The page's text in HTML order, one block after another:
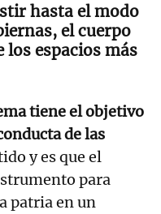
hasta el modo
el cuerpo
los espacios más
tiene el objetivo
de las
y es que el
para
patria en un